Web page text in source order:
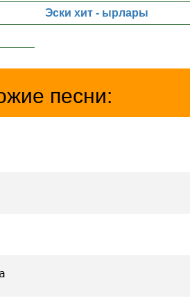
Эски хит - ырлары
песни: